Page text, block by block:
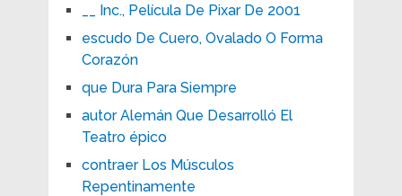
__ Inc., Película De Pixar De 2001
escudo De Cuero, Ovalado O Forma
Corazón
que Dura Para Siempre
autor Alemán Que Desarrolló El
Teatro épico
contraer Los Músculos
Repentinamente